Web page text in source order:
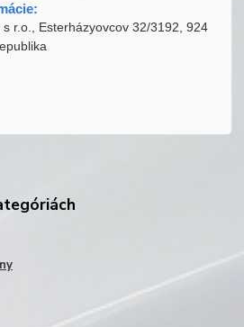
r.o., Esterházyovcov 32/3192, 924